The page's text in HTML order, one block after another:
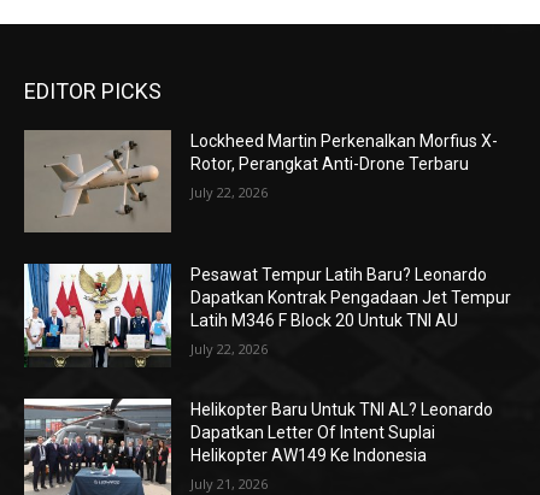
EDITOR PICKS
Lockheed Martin Perkenalkan Morfius X-
Rotor, Perangkat Anti-Drone Terbaru
July 22, 2026
Pesawat Tempur Latih Baru? Leonardo
Dapatkan Kontrak Pengadaan Jet Tempur
Latih M346 F Block 20 Untuk TNI AU
July 22, 2026
Helikopter Baru Untuk TNI AL? Leonardo
Dapatkan Letter Of Intent Suplai
Helikopter AW149 Ke Indonesia
July 21, 2026